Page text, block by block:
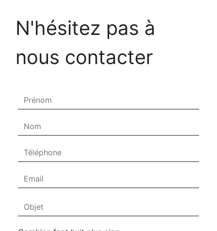
N'hésitez pas à
nous contacter